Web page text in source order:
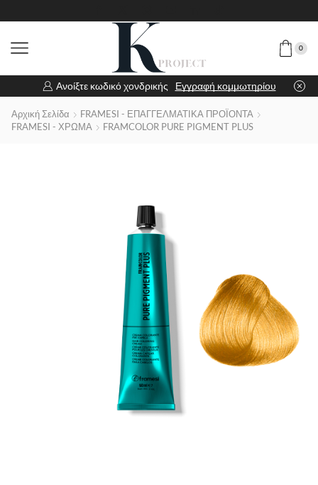
0
Ανοίξτε κωδικό χονδρικής Εγγραφή κομμωτηρίου
Αρχική Σελίδα
FRAMESI - ΕΠΑΓΓΕΛΜΑΤΙΚΑ ΠΡΟΪΟΝΤΑ
FRAMESI - ΧΡΩΜΑ
FRAMCOLOR PURE PIGMENT PLUS